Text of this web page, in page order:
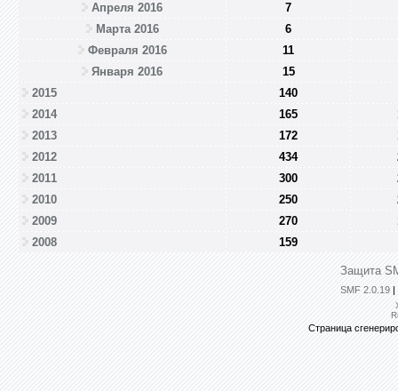
Апреля 2016
7
Марта 2016
6
Февраля 2016
11
Января 2016
15
2015
140
2014
165
2013
172
2012
434
2011
300
2010
250
2009
270
2008
159
Защита
SMF 2.0.19 |
Страница